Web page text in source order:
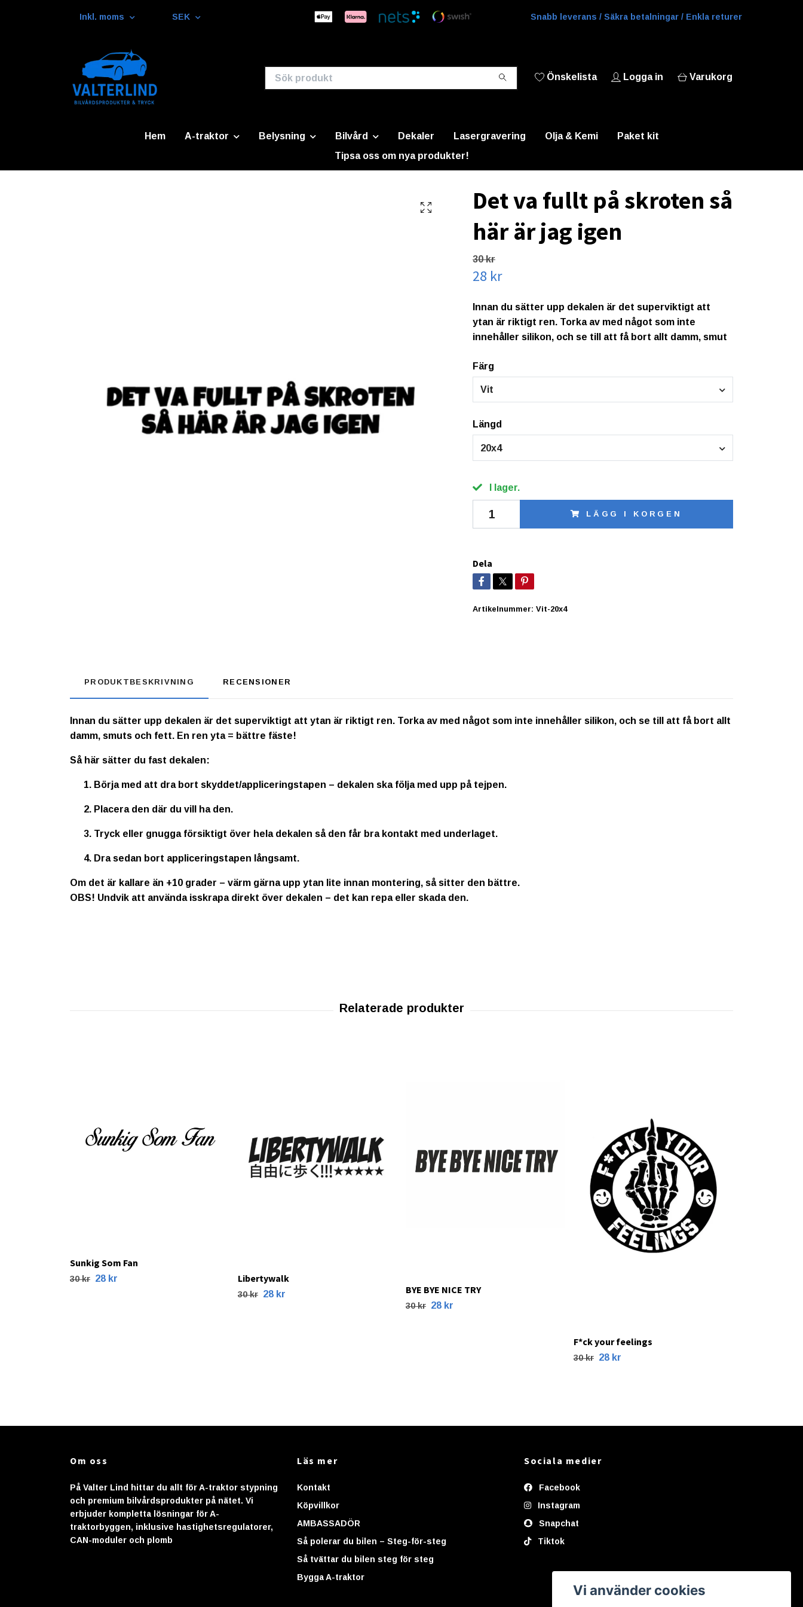
Inkl. moms SEK Snabb leverans / Säkra betalningar / Enkla returer
Önskelista Logga in Varukorg
Hem A-traktor Belysning Bilvård Dekaler Lasergravering Olja & Kemi
Paket kit
Tipsa oss om nya produkter!
Det va fullt på skroten så
här är jag igen
30 kr
28 kr
Innan du sätter upp dekalen är det superviktigt att
ytan är riktigt ren. Torka av med något som inte
innehåller silikon, och se till att få bort allt damm, smut
Färg
Vit
Längd
20x4
I lager.
LÄGG I KORGEN
Dela
Artikelnummer: Vit-20x4
PRODUKTBESKRIVNING RECENSIONER
Innan du sätter upp dekalen är det superviktigt att ytan är riktigt ren. Torka av med något som inte innehåller silikon, och se till att få bort allt
damm, smuts och fett. En ren yta = bättre fäste!
Så här sätter du fast dekalen:
Börja med att dra bort skyddet/appliceringstapen – dekalen ska följa med upp på tejpen.
Placera den där du vill ha den.
Tryck eller gnugga försiktigt över hela dekalen så den får bra kontakt med underlaget.
Dra sedan bort appliceringstapen långsamt.
Om det är kallare än +10 grader – värm gärna upp ytan lite innan montering, så sitter den bättre.
OBS! Undvik att använda isskrapa direkt över dekalen – det kan repa eller skada den.
Sunkig Som Fan
30 kr 28 kr Libertywalk
30 kr 28 kr BYE BYE NICE TRY
30 kr 28 kr
F*ck your feelings
30 kr 28 kr
Om oss
På Valter Lind hittar du allt för A-traktor stypning
och premium bilvårdsprodukter på nätet. Vi
erbjuder kompletta lösningar för A-
traktorbyggen, inklusive hastighetsregulatorer,
CAN-moduler och plomb
Läs mer
Kontakt
Köpvillkor
AMBASSADÖR
Så polerar du bilen – Steg-för-steg
Så tvättar du bilen steg för steg
Bygga A-traktor
Sociala medier
Facebook
Instagram
Snapchat
Tiktok
Vi använder cookies